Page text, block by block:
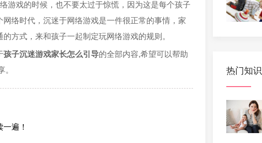
游戏的时候，也不要太过于惊慌，因为这是每个孩子
络时代，沉迷于网络游戏是一件很正常的事情，家
方式，来和孩子一起制定玩网络游戏的规则。
孩子沉迷游戏家长怎么引导的全部内容,希望可以帮助
。
遍！
热门知识